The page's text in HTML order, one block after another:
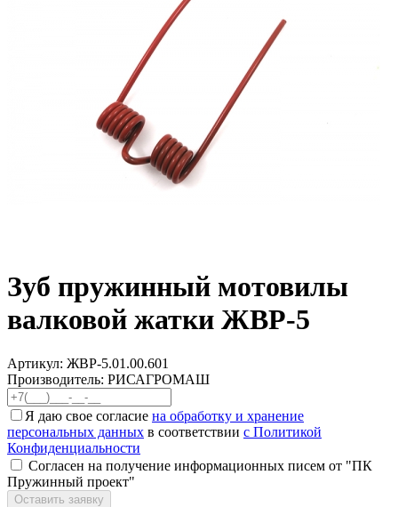
Зуб пружинный мотовилы
валковой жатки ЖВР-5
Артикул: ЖВР-5.01.00.601
Производитель: РИСАГРОМАШ
Я даю свое согласие на обработку и хранение
персональных данных в соответствии с Политикой
Конфиденциальности
Согласен на получение информационных писем от "ПК
Пружинный проект"
Оставить заявку